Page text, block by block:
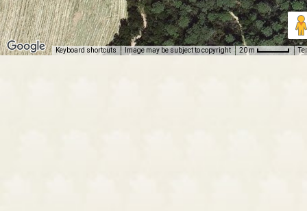
Keyboard shortcuts Image may be subject to copyright 20 m